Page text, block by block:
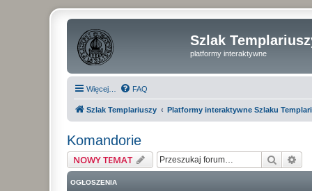
Szlak
platformy interaktywne
Więcej… FAQ
Szlak Templariuszy Platformy interaktywne Szlaku
Komandorie
NOWY TEMAT Szukaj
OGŁOSZENIA